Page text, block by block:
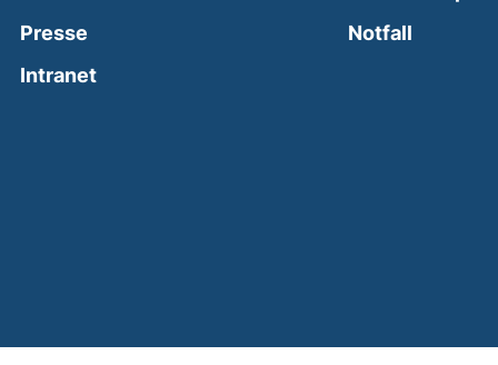
Presse
Intranet(external link, opens in a new window)
Notfall